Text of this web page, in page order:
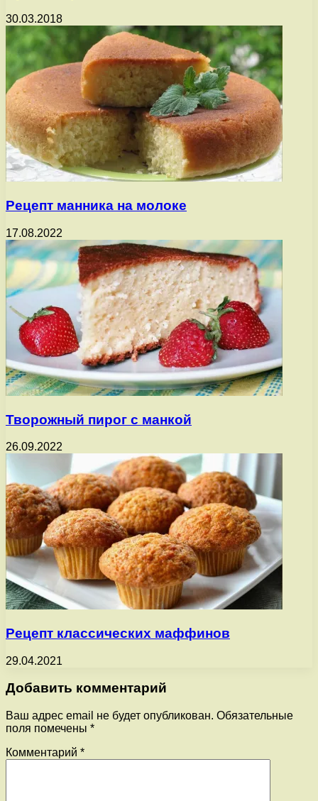
30.03.2018
Рецепт манника на молоке
17.08.2022
Творожный пирог с манкой
26.09.2022
Рецепт классических маффинов
29.04.2021
Добавить комментарий
Ваш адрес email не будет опубликован. Обязательные
поля помечены *
Комментарий *